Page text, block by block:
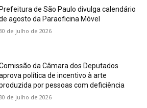
de São Paulo divulga calendário
agosto da Paraoficina Móvel
de julho de 2026
da Câmara dos Deputados
política de incentivo à arte
por pessoas com deficiência
de julho de 2026